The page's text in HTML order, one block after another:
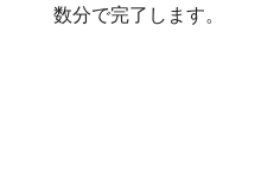
数分で完了します。